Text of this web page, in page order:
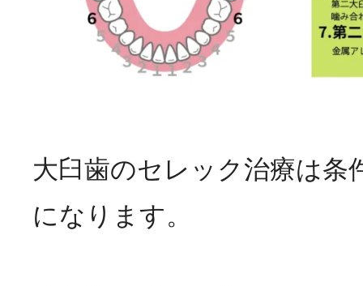
大臼歯のセレック治療は条
になります。